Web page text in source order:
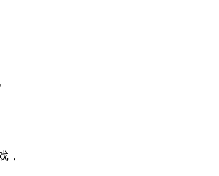
，